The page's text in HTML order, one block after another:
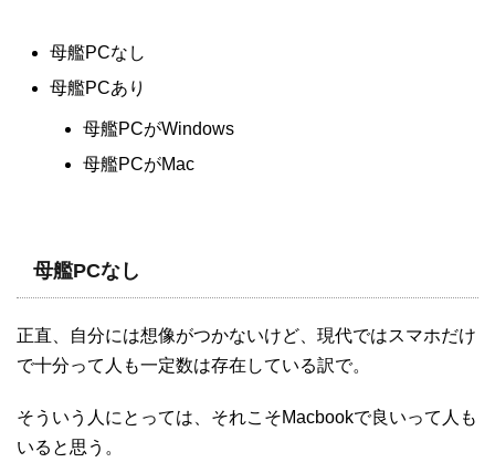
母艦PCなし
母艦PCあり
母艦PCがWindows
母艦PCがMac
母艦PCなし
正直、自分には想像がつかないけど、現代ではスマホだけ
で十分って人も一定数は存在している訳で。
そういう人にとっては、それこそMacbookで良いって人も
いると思う。